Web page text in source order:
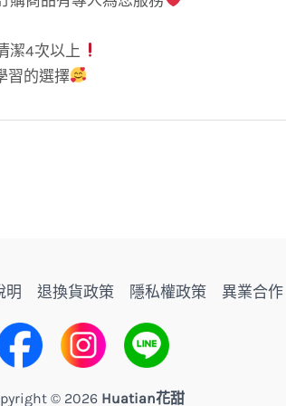
潔4次以上
習的選擇
明 退換貨政策 隱私權政策 異業合作
© 2026 Huatian花甜